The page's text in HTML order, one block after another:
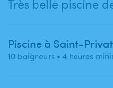
Très belle piscine
Piscine à Saint-
10 baigneurs • 4 heures